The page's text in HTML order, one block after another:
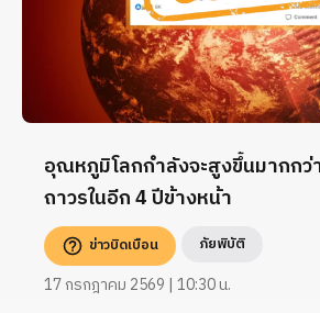
อุณหภูมิโลกกำลังจะสูงขึ้นมากกว่
ถาวรในอีก 4 ปีข้างหน้า
ข่าวบิดเบือน ภัยพิบัติ
17 กรกฎาคม 2569 | 10:30 น.